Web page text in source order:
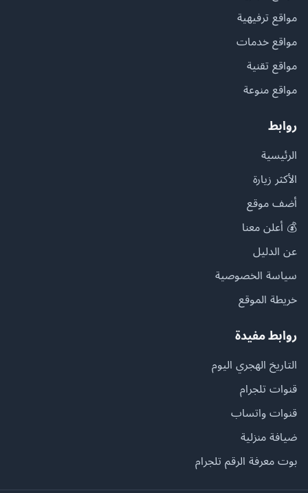
مواقع ترفيهية
مواقع خدمات
مواقع تقنية
مواقع منوعة
روابط
الرئيسية
الأكثر زيارة
أضف موقع
💰 أعلن معنا
عن الدليل
سياسة الخصوصية
خريطة الموقع
روابط مفيدة
التاريخ الهجري اليوم
قنوات تلجرام
قنوات واتساب
ضيافة منزلية
بوت معرفة الرقم تلجرام